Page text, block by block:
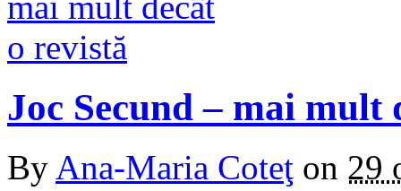
Joc Secund – mai mult
By Ana-Maria Coteţ on 29